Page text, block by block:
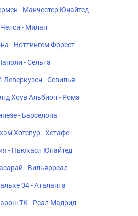
- Манчестер Юнайтед
Челси - Милан
- Ноттингем Форест
- Сельта
Леверкузен - Севилья
Хоув Альбион - Рома
- Барселона
Хотспур - Хетафе
- Ньюкасл Юнайтед
- Вильярреал
04 - Аталанта
ТК - Реал Мадрид